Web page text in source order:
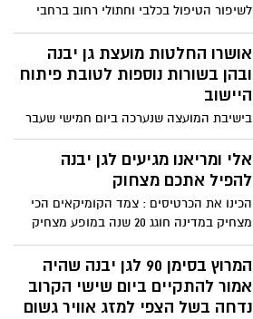
לשיפור הטיפול בכלבי וחתולי רחוב ברחבי
היישוב ולמען שדרוג תנאי הטיפול בהם.
לאחרונה הסתיימה בנייתו של המבנה
הווטרינרי החדש והמתקדם ונרכשו תרופות
רבות.
אושרו החלטות מועצת גן יבנה
ובהן בשורות נוספות לטובת פיתוח
היישוב
בישיבת המועצה שנערכה ביום חמישי שעבר
9/12/2021 , אישרו חברי מליאת מועצת גן יבנה
את החלטות הנהלת המועצה. בפתח הישיבה,
דיבר ראש המועצה דרור אהרון על האירוע
אלי ומריאנו מגיעים לגן יבנה
להפיל אתכם מצחוק
הכינו את הכרטיסים : צמד הקומיקאים הכי
מצחיק במדינה חוגג 20 שנה במופע מצחיק
ללא גבולות עם מגוון דמויות, אלתורים וקטעי
נונסנס.
המרוץ בסימן 90 לגן יבנה שהיה
אמור להתקיים ביום שישי הקרוב
נדחה בשל הצפי למזג אוויר גשום